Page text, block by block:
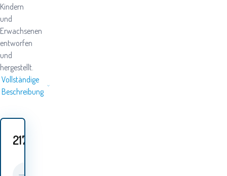
Kindern
und
Erwachsenen
entworfen
und
hergestellt.
Vollständige
Beschreibung
217.10